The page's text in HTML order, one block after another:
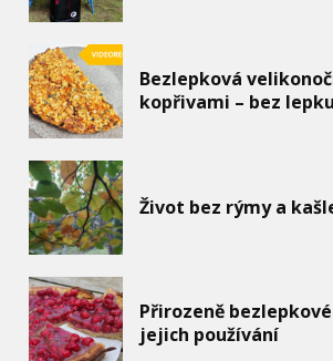
Bezlepková
kopřivami – bez
Život bez rýmy a
Přirozeně
jejich používání